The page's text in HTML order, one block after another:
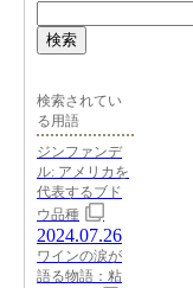
検索
検索されてい
る用語
ジンファンデ
ル: アメリカを
代表するブド
ウ品種
2024.07.26
ワインの涙が
語る物語：粘